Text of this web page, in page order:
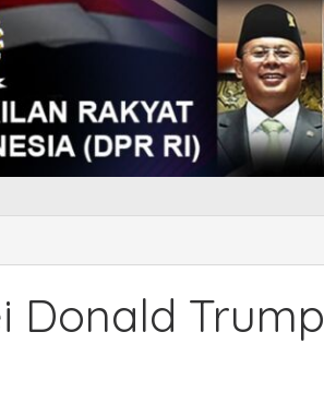
Donald Trump